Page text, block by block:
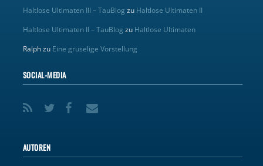
Haltlose Ultimaten III – TauBlog zu Haltlose Ultimaten II
Haltlose Ultimaten II – TauBlog zu Haltlose Ultimaten
Ralphzu Eine gruselige Vorstellung
SOCIAL-MEDIA
AUTOREN